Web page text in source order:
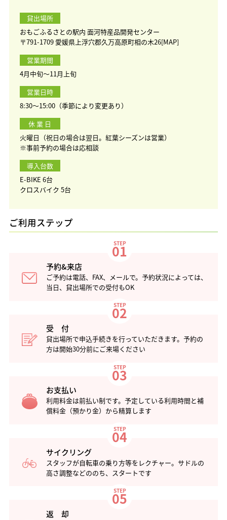
貸出場所
おもごふるさとの駅内 面河特産品開発センター
〒791-1709 愛媛県上浮穴郡久万高原町相の木26[MAP]
営業期間
4月中旬〜11月上旬
営業日時
8:30〜15:00（季節により変更あり）
休 業 日
火曜日（祝日の場合は翌日。紅葉シーズンは営業）
※事前予約の場合は応相談
導入台数
E-BIKE 6台
クロスバイク 5台
ご利用ステップ
STEP
01
予約&来店
ご予約は電話、FAX、メールで。予約状況によっては、
当日、貸出場所での受付もOK
STEP
02
受 付
貸出場所で申込手続きを行っていただきます。予約の
方は開始30分前にご来場ください
STEP
03
お支払い
利用料金は前払い制です。予定している利用時間と補
償料金（預かり金）から精算します
STEP
04
サイクリング
スタッフが自転車の乗り方等をレクチャー。サドルの
高さ調整などののち、スタートです
STEP
05
返 却